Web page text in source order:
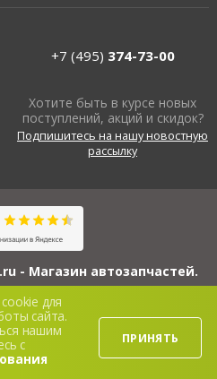
+7 (495) 374-73-00
Хотите быть в курсе новых
поступлений, акций и скидок?
Подпишитесь на нашу новостную
рассылку
- Магазин автозапчастей.
ОГРНИП 313503108100022, 426069,
ул. 5-я Подлесная, д. 3, кв. 116.
информационный характер и ни
публичной офертой. Для получения
материалов, пожалуйста, обращайтесь
продаж.
для
сайта.
нашим
с
ПРИНЯТЬ